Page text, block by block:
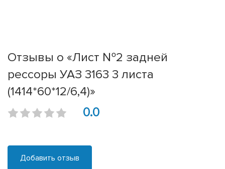
Отзывы о «Лист №2 задней
рессоры УАЗ 3163 3 листа
(1414*60*12/6,4)»
0.0
Добавить отзыв